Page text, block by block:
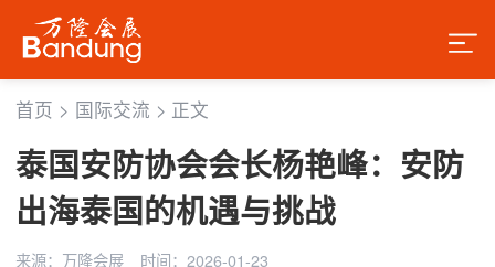
首页 > 国际交流 > 正文
泰国安防协会会长杨艳峰：安防
出海泰国的机遇与挑战
来源：万隆会展 时间：2026-01-23